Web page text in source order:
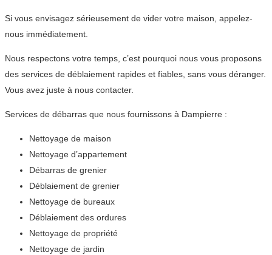
Si vous envisagez sérieusement de vider votre maison, appelez-
nous immédiatement.
Nous respectons votre temps, c’est pourquoi nous vous proposons
des services de déblaiement rapides et fiables, sans vous déranger.
Vous avez juste à nous contacter.
Services de débarras que nous fournissons à Dampierre :
Nettoyage de maison
Nettoyage d’appartement
Débarras de grenier
Déblaiement de grenier
Nettoyage de bureaux
Déblaiement des ordures
Nettoyage de propriété
Nettoyage de jardin